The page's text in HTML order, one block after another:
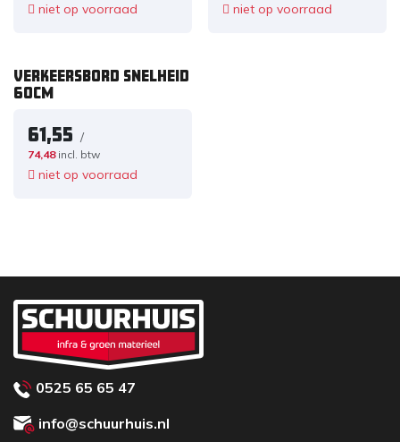
niet op voorraad niet op voorraad
VERKEERSBORD SNELHEID
60CM
61,55 /
74,48 incl. btw
niet op voorraad
0525 65 65 47
info@schuurhuis.nl